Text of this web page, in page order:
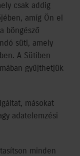
csak addig
amíg Ön el
böngésző
süti, amely
A Sütiben
gyűjthetjük
másokat
adatelemzési
minden